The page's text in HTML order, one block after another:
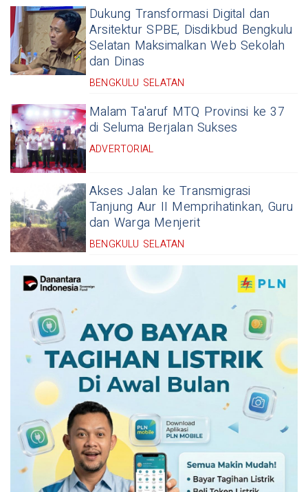
Dukung Transformasi Digital dan
Arsitektur SPBE, Disdikbud Bengkulu
Selatan Maksimalkan Web Sekolah
dan Dinas
BENGKULU SELATAN
Malam Ta'aruf MTQ Provinsi ke 37
di Seluma Berjalan Sukses
ADVERTORIAL
Akses Jalan ke Transmigrasi
Tanjung Aur II Memprihatinkan, Guru
dan Warga Menjerit
BENGKULU SELATAN